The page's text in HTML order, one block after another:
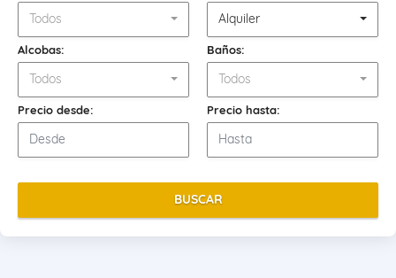
Todos Alquiler
Alcobas:
Todos
Baños:
Todos
Precio desde: Precio hasta:
BUSCAR